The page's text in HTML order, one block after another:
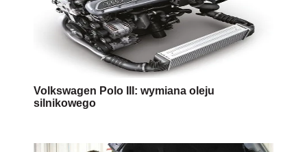
Volkswagen Polo III: wymiana oleju
silnikowego